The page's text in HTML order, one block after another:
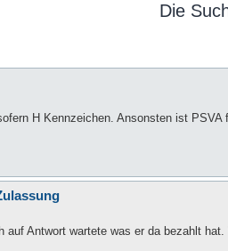
Die
H Kennzeichen. Ansonsten ist PSVA
Antwort wartete was er da bezahlt